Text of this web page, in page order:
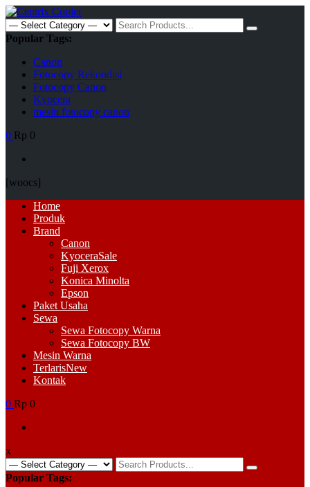
Skip
to
content
Search
for:
Popular Tags:
Canon
Fotocopy Rekondisi
Fotocopy Canon
Kyocera
mesin fotocopy canon
0 Rp 0
[woocs]
Primary
Menu
Home
Produk
Brand
Canon
KyoceraSale
Fuji Xerox
Konica Minolta
Epson
Paket Usaha
Sewa
Sewa Fotocopy Warna
Sewa Fotocopy BW
Mesin Warna
TerlarisNew
Kontak
0 Rp 0
x
Search
for:
Popular Tags: